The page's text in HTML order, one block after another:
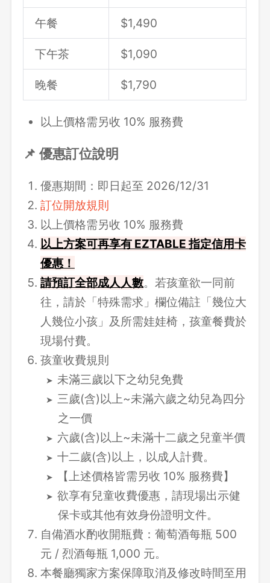
午餐 $1,490
下午茶 $1,090
晚餐 $1,790
以上價格需另收 10% 服務費
📌 優惠訂位說明
優惠期間：即日起至 2026/12/31
訂位開放規則
以上價格需另收 10% 服務費
以上方案可再享有 EZTABLE 指定信用卡
優惠！
請預訂全部成人人數。若孩童欲一同前
往，請於「特殊需求」欄位備註「幾位大
人幾位小孩」及所需娃娃椅，孩童餐費於
現場付費。
孩童收費規則
未滿三歲以下之幼兒免費
三歲(含)以上~未滿六歲之幼兒為四分
之一價
六歲(含)以上~未滿十二歲之兒童半價
十二歲(含)以上，以成人計費。
【上述價格皆需另收 10% 服務費】
欲享有兒童收費優惠，請現場出示健
保卡或其他有效身份證明文件。
自備酒水酌收開瓶費：葡萄酒每瓶 500
元 / 烈酒每瓶 1,000 元。
本餐廳獨家方案保障取消及修改時間至用